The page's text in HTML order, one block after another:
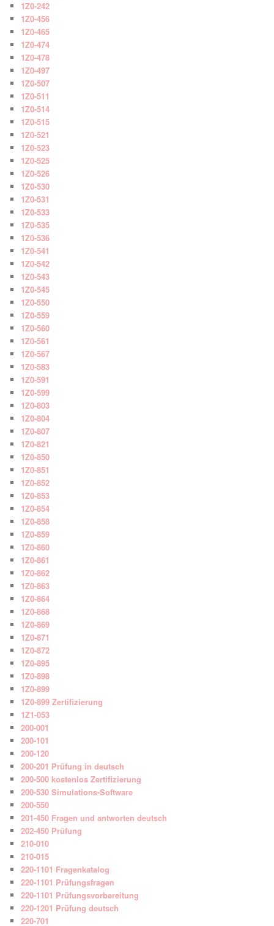
1Z0-242
1Z0-456
1Z0-465
1Z0-474
1Z0-478
1Z0-497
1Z0-507
1Z0-511
1Z0-514
1Z0-515
1Z0-521
1Z0-523
1Z0-525
1Z0-526
1Z0-530
1Z0-531
1Z0-533
1Z0-535
1Z0-536
1Z0-541
1Z0-542
1Z0-543
1Z0-545
1Z0-550
1Z0-559
1Z0-560
1Z0-561
1Z0-567
1Z0-583
1Z0-591
1Z0-599
1Z0-803
1Z0-804
1Z0-807
1Z0-821
1Z0-850
1Z0-851
1Z0-852
1Z0-853
1Z0-854
1Z0-858
1Z0-859
1Z0-860
1Z0-861
1Z0-862
1Z0-863
1Z0-864
1Z0-868
1Z0-869
1Z0-871
1Z0-872
1Z0-895
1Z0-898
1Z0-899
1Z0-899 Zertifizierung
1Z1-053
200-001
200-101
200-120
200-201 Prüfung in deutsch
200-500 kostenlos Zertifizierung
200-530 Simulations-Software
200-550
201-450 Fragen und antworten deutsch
202-450 Prüfung
210-010
210-015
220-1101 Fragenkatalog
220-1101 Prüfungsfragen
220-1101 Prüfungsvorbereitung
220-1201 Prüfung deutsch
220-701